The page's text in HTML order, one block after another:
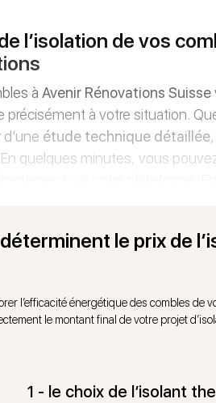
l’isolation de vos
à Avenir Rénovations Suisse
précisément à votre situation.
étude technique détaillée
quelques minutes, vous
un
gèrent l’ensemble des
d’isolant
suisses.
le prix de
l’efficacité énergétique des combles
le montant final de votre projet
1 - le choix de l’isolant